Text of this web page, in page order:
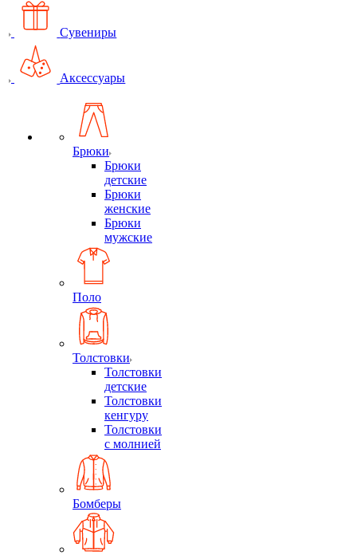
Сувениры
Аксессуары
Брюки
Брюки
детские
Брюки
женские
Брюки
мужские
Поло
Толстовки
Толстовки
детские
Толстовки
кенгуру
Толстовки
с молнией
Бомберы